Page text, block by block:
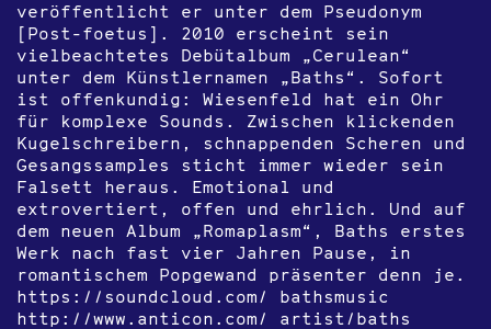
veröffentlicht er unter dem Pseudonym
[Post-foetus]. 2010 erscheint sein
vielbeachtetes Debütalbum „Cerulean“
unter dem Künstlernamen „Baths“. Sofort
ist offenkundig: Wiesenfeld hat ein Ohr
für komplexe Sounds. Zwischen klickenden
Kugelschreibern, schnappenden Scheren und
Gesangssamples sticht immer wieder sein
Falsett heraus. Emotional und
extrovertiert, offen und ehrlich. Und auf
dem neuen Album „Romaplasm“, Baths erstes
Werk nach fast vier Jahren Pause, in
romantischem Popgewand präsenter denn je.
https://soundcloud.com/ bathsmusic
http://www.anticon.com/ artist/baths